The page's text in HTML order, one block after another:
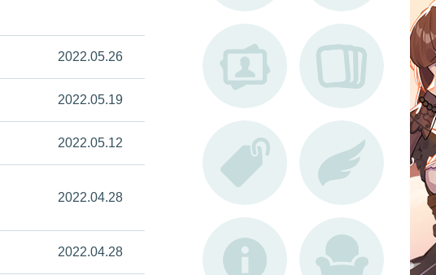
2022.05.26
2022.05.19
2022.05.12
2022.04.28
2022.04.28